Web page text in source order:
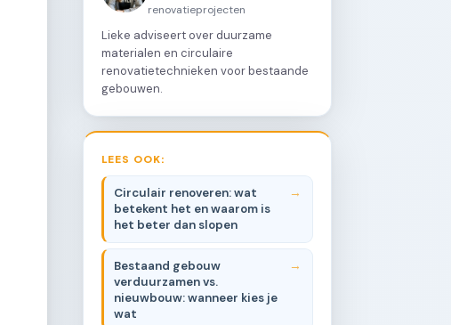
renovatieprojecten
Lieke adviseert over duurzame
materialen en circulaire
renovatietechnieken voor bestaande
gebouwen.
LEES OOK:
Circulair renoveren: wat
betekent het en waarom is
het beter dan slopen
Bestaand gebouw
verduurzamen vs.
nieuwbouw: wanneer kies je
wat